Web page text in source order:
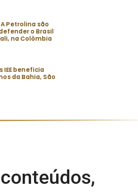
Petrolina são
o Brasil
na Colômbia
IEE beneficia
da Bahia, São